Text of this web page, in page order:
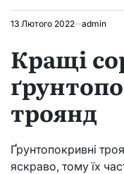
13 Лютого 2022 admin
Кращі
троянд
Ґрунтопокривні
яскраво, тому їх